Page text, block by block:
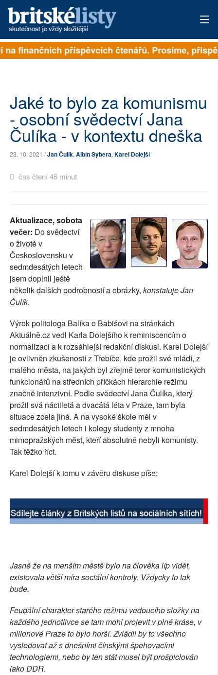
PŘIHLÁSIT
ARCHIV
ROZHOVORY
TÉMATA
SOCIÁLNÍ SÍTĚ
RUBRIKY
PLNÁ VERZE STRÁNEK
příspěvcích čtenářů. Prosíme,
Jaké to bylo za komunismu
- osobní svědectví Jana
Čulíka - v kontextu dneška
23. 10. 2021 /Jan Čulík, Albín Sybera, Karel Dolejší
čas čtení 46 minut
Aktualizace, sobota
večer: Do svědectví
o životě v
Československu v
sedmdesátých letech
jsem doplnil ještě
několik dalších podrobností a obrázky, konstatuje Jan
Čulík.
Výrok politologa Balíka o Babišovi na stránkách
Aktuálně.cz vedl Karla Dolejšího k reminiscencím o
normalizaci a k rozsáhlejší redakční diskusi. Karel Dolejší
je ovlivněn zkušeností z Třebíče, kde prožil své mládí, z
malého města, na jakých byl zřejmě teror komunistických
funkcionářů na středních příčkách hierarchie režimu
značně intenzivní. Podle svědectví Jana Čulíka, který
prožil svá náctiletá a dvacátá léta v Praze, tam byla
situace zcela jiná. A na vysoké škole měl v
sedmdesátých letech i kolegy studenty z mnoha
mimopražských měst, kteří absolutně nebyli komunisty.
Tak těžko říct.
Karel Dolejší k tomu v závěru diskuse píše:
Jasně že na menším městě bylo na člověka líp vidět,
existovala větší míra sociální kontroly. Vždycky to tak
bude.
Feudální charakter starého režimu vedoucího složky na
každého jednotlivce se tam mohl projevit v plné kráse, v
milionové Praze to bylo horší. Zvládli by to všechno
vysledovat až s dnešními čínskými špehovacími
technologiemi, nebo by ten stát musel být prošpiclován
jako DDR.